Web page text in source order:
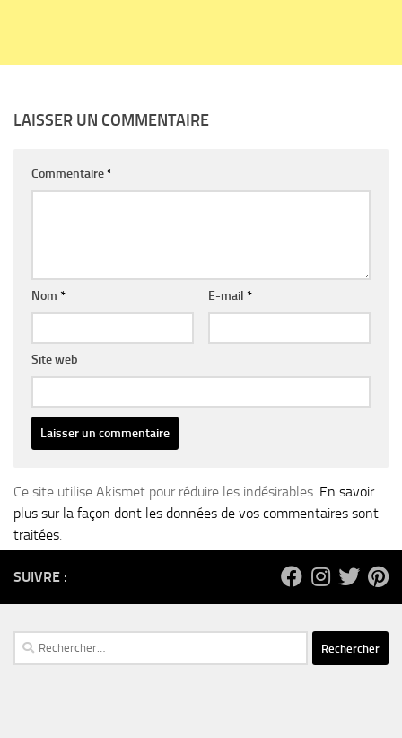
LAISSER UN COMMENTAIRE
Commentaire*
Nom * E-mail *
Site web
Ce site utilise Akismet pour réduire les indésirables. En savoir
plus sur la façon dont les données de vos commentaires sont
traitées.
SUIVRE :
Rechercher :